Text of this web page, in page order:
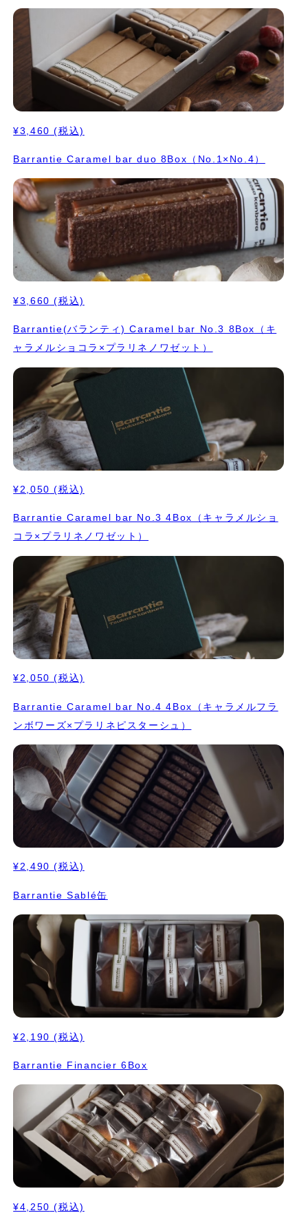
¥3,460 (税込)
Barrantie Caramel bar duo 8Box（No.1×No.4）
¥3,660 (税込)
Barrantie(バランティ) Caramel bar No.3 8Box（キ
ャラメルショコラ×プラリネノワゼット）
¥2,050 (税込)
Barrantie Caramel bar No.3 4Box（キャラメルショ
コラ×プラリネノワゼット）
¥2,050 (税込)
Barrantie Caramel bar No.4 4Box（キャラメルフラ
ンボワーズ×プラリネピスターシュ）
¥2,490 (税込)
Barrantie Sablé缶
¥2,190 (税込)
Barrantie Financier 6Box
¥4,250 (税込)